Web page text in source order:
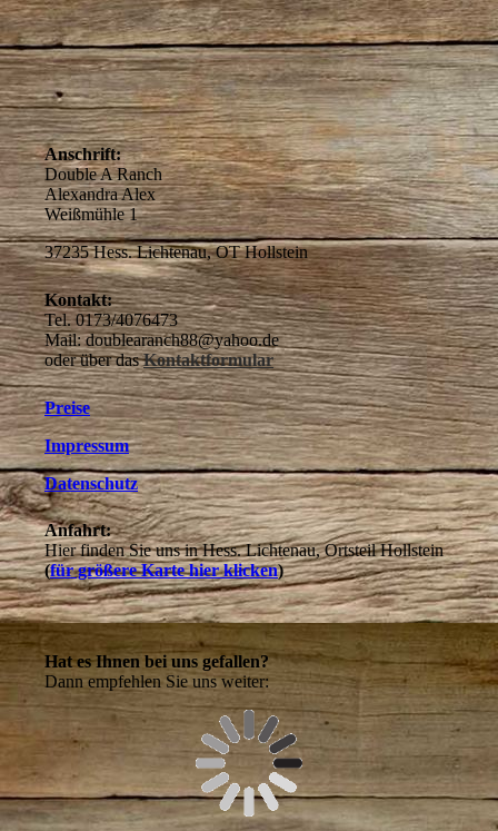
IMG-20200502-WA0012
IMG-20201027-WA0031 (002)
Anschrift:
Double A Ranch
Alexandra Alex
Weißmühle 1
37235 Hess. Lichtenau, OT Hollstein
Kontakt:
Tel. 0173/4076473
Mail: doublearanch88@yahoo.de
oder über dasKontaktformular
Preise
Impressum
Datenschutz
Anfahrt:
Hier finden Sie uns in Hess. Lichtenau, Ortsteil Hollstein
(für größere Karte hier klicken)
Hat es Ihnen bei uns gefallen?
Dann empfehlen Sie uns weiter: